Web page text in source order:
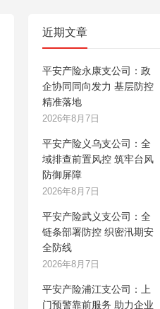
近期文章
平安产险永康支公司：政
企协同同向发力 基层防控
精准落地
2026年8月7日
平安产险义乌支公司：全
域排查前置风控 筑牢台风
防御屏障
2026年8月7日
平安产险武义支公司：全
链条部署防控 织密汛期安
全防线
2026年8月7日
平安产险浦江支公司：上
门预警靠前服务 助力企业